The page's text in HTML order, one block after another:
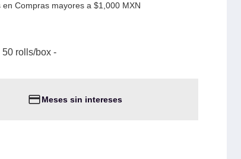
Compras mayores a $1,000 MXN
rolls/box -
Meses sin intereses